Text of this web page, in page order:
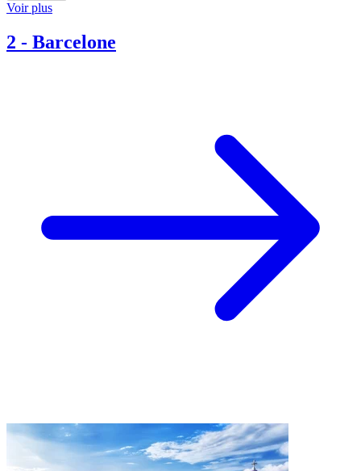
Voir plus
2 - Barcelone